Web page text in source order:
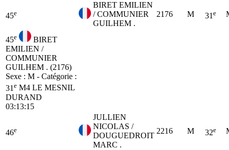
45e
BIRET EMILIEN
/ COMMUNIER
GUILHEM .
2176 M 31 e
45e
BIRET
EMILIEN /
COMMUNIER
GUILHEM . (2176)
Sexe : M - Catégorie :
31 e M4 LE MESNIL
DURAND
03:13:15
46e
JULLIEN
NICOLAS /
DOUGUEDROIT
MARC .
2216 M 32e